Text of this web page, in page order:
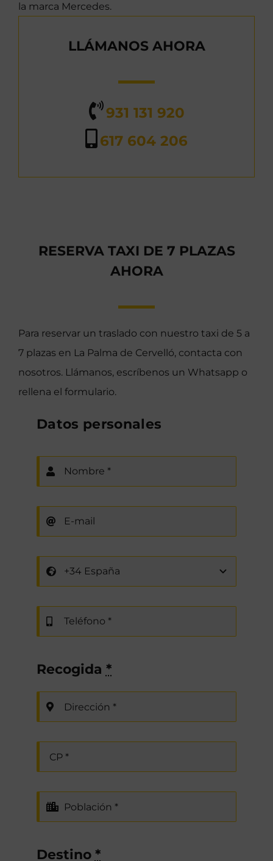
la marca Mercedes.
LLÁMANOS AHORA
931 131 920
617 604 206
RESERVA TAXI DE 7 PLAZAS
AHORA
Para reservar un traslado con nuestro taxi de 5 a
7 plazas en La Palma de Cervelló, contacta con
nosotros. Llámanos, escríbenos un Whatsapp o
rellena el formulario.
Datos personales
Recogida *
Destino *